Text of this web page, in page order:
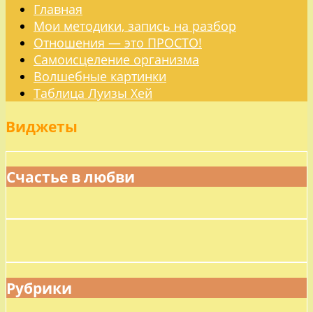
Главная
Мои методики, запись на разбор
Отношения — это ПРОСТО!
Самоисцеление организма
Волшебные картинки
Таблица Луизы Хей
Виджеты
Счастье в любви
Рубрики